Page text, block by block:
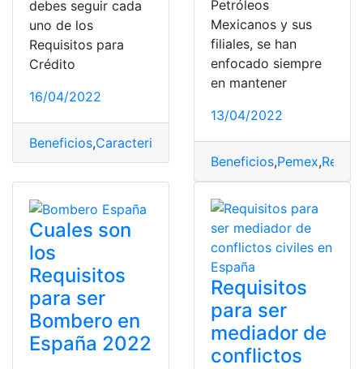
debes seguir cada
uno de los
Requisitos para
Crédito
16/04/2022
Beneficios,Caracteristicas Créditos Infonavit,Mexico,
Petróleos
Mexicanos y sus
filiales, se han
enfocado siempre
en mantener
13/04/2022
Beneficios,Pemex,
Cuales son
los
Requisitos
para ser
Bombero en
España 2022
Requisitos
para ser
mediador de
conflictos